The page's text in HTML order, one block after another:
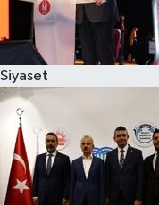
Siyaset
Spor
Eğitim